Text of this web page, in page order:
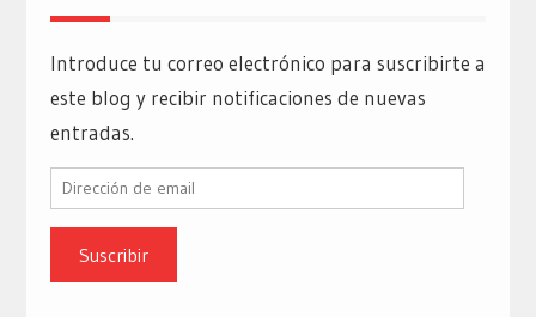
Introduce tu correo electrónico para suscribirte a
este blog y recibir notificaciones de nuevas
entradas.
Dirección
email